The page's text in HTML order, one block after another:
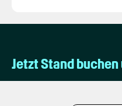
Jetzt Stand